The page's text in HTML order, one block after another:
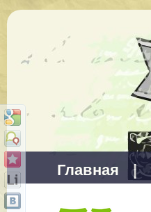
Главная |